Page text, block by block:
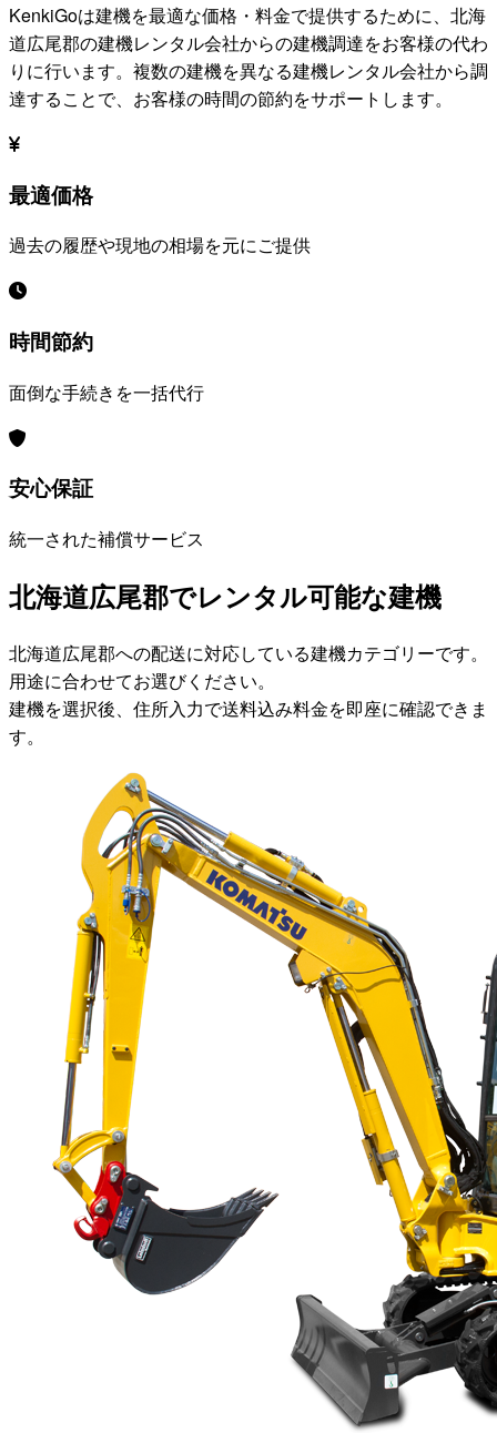
KenkiGoは建機を最適な価格・料金で提供するために、 北海
道広尾郡の建機レンタル会社からの建機調達をお客様の代わ
りに行います。複数の建機を異なる建機レンタル会社から調
達することで、お客様の時間の節約をサポートします。
最適価格
過去の履歴や現地の相場を元にご提供
時間節約
面倒な手続きを一括代行
安心保証
統一された補償サービス
北海道広尾郡でレンタル可能な建機
北海道広尾郡への配送に対応している建機カテゴリーです。
用途に合わせてお選びください。
建機を選択後、住所入力で送料込み料金を即座に確認できま
す。